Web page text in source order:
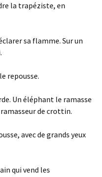
la trapéziste, en
sa flamme. Sur un
repousse.
Un éléphant le ramasse
de crottin.
avec de grands yeux
qui vend les